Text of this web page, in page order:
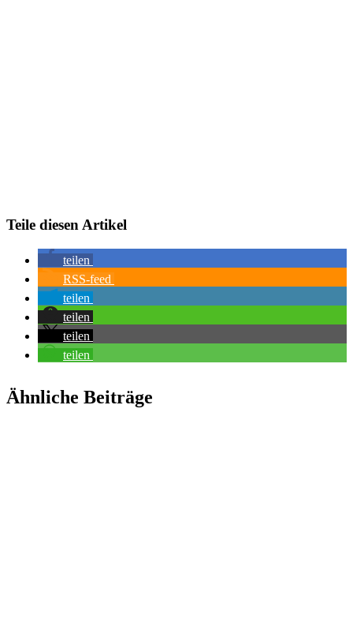
Teile diesen Artikel
teilen
RSS-feed
teilen
teilen
teilen
teilen
Ähnliche Beiträge